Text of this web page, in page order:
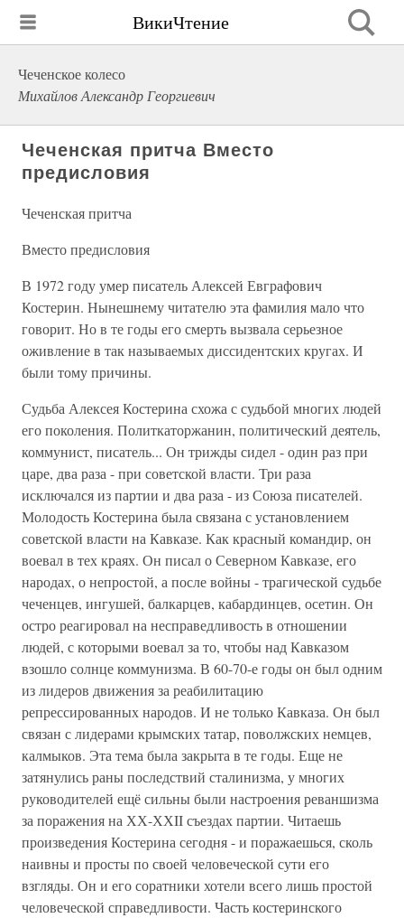
ВикиЧтение
Чеченское колесо
Михайлов Александр Георгиевич
Чеченская притча Вместо
предисловия
Чеченская притча
Вместо предисловия
В 1972 году умер писатель Алексей Евграфович
Костерин. Нынешнему читателю эта фамилия мало что
говорит. Но в те годы его смерть вызвала серьезное
оживление в так называемых диссидентских кругах. И
были тому причины.
Судьба Алексея Костерина схожа с судьбой многих людей
его поколения. Политкаторжанин, политический деятель,
коммунист, писатель... Он трижды сидел - один раз при
царе, два раза - при советской власти. Три раза
исключался из партии и два раза - из Союза писателей.
Молодость Костерина была связана с установлением
советской власти на Кавказе. Как красный командир, он
воевал в тех краях. Он писал о Северном Кавказе, его
народах, о непростой, а после войны - трагической судьбе
чеченцев, ингушей, балкарцев, кабардинцев, осетин. Он
остро реагировал на несправедливость в отношении
людей, с которыми воевал за то, чтобы над Кавказом
взошло солнце коммунизма. В 60-70-е годы он был одним
из лидеров движения за реабилитацию
репрессированных народов. И не только Кавказа. Он был
связан с лидерами крымских татар, поволжских немцев,
калмыков. Эта тема была закрыта в те годы. Еще не
затянулись раны последствий сталинизма, у многих
руководителей ещё сильны были настроения реваншизма
за поражения на ХХ-ХХII съездах партии. Читаешь
произведения Костерина сегодня - и поражаешься, сколь
наивны и просты по своей человеческой сути его
взгляды. Он и его соратники хотели всего лишь простой
человеческой справедливости. Часть костеринского